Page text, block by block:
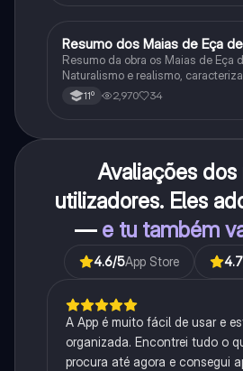
Português
Resumo dos Maias de Eça
Resumo da obra os Maias de Eça
Naturalismo e realismo,
personagens e contexto histórico.
11º 2,970 34
Avaliações dos
utilizadores. Eles
— e tu também
4.6/5App Store 4.7
A App é muito fácil de usar e
organizada. Encontrei tudo o
procura até agora e consegui